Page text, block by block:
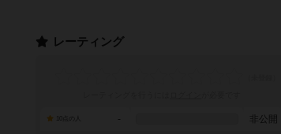
レーティング
- 非公開